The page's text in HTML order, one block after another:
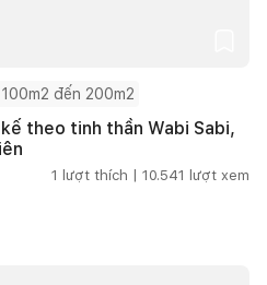
đến 200m2
theo tinh thần Wabi Sabi,
1 lượt thích | 10.541 lượt xem